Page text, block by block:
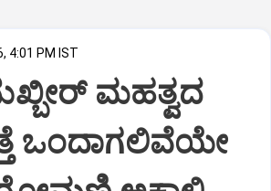
4:01 PM IST
ಮಹತ್ವದ
ಒಂದಾಗಲಿವೆಯೇ